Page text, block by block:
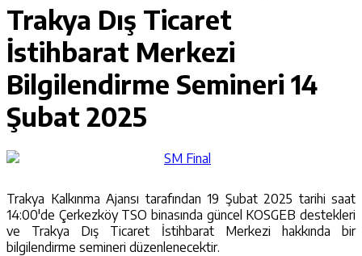
Trakya Dış Ticaret
İstihbarat Merkezi
Bilgilendirme Semineri 14
Şubat 2025
Trakya Kalkınma Ajansı tarafından 19 Şubat 2025 tarihi saat
14:00'de Çerkezköy TSO binasında güncel KOSGEB destekleri
ve Trakya Dış Ticaret İstihbarat Merkezi hakkında bir
bilgilendirme semineri düzenlenecektir.